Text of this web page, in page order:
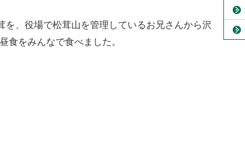
、役場で松茸山を管理しているお兄さんから沢
食をみんなで食べました。